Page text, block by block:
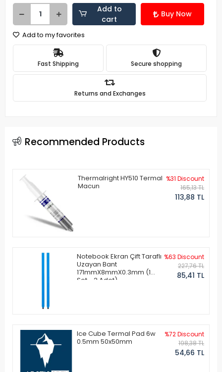
Add to
cart
Buy Now
Add to my favorites
Fast Shipping Secure shopping
Returns and Exchanges
Recommended Products
Thermalright HY510 Termal
Macun
%31 Discount
165,13 TL
113,88 TL
Notebook Ekran Çift Taraflı
Uzayan Bant
171mmX8mmX0.3mm (1
Set - 2 Adet)
%63 Discount
227,76 TL
85,41 TL
Ice Cube Termal Pad 6w
0.5mm 50x50mm
%72 Discount
198,38 TL
54,66 TL